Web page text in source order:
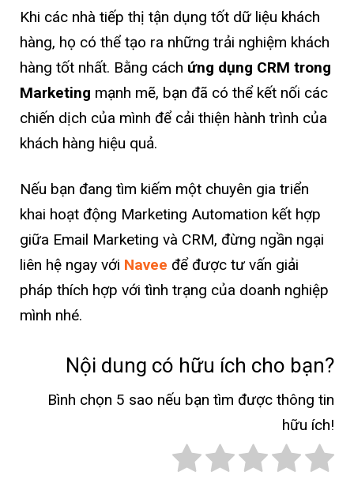
Khi các nhà tiếp thị tận dụng tốt dữ liệu khách
hàng, họ có thể tạo ra những trải nghiệm khách
hàng tốt nhất. Bằng cách ứng dụng CRM trong
Marketing mạnh mẽ, bạn đã có thể kết nối các
chiến dịch của mình để cải thiện hành trình của
khách hàng hiệu quả.
Nếu bạn đang tìm kiếm một chuyên gia triển
khai hoạt động Marketing Automation kết hợp
giữa Email Marketing và CRM, đừng ngần ngại
liên hệ ngay với Navee để được tư vấn giải
pháp thích hợp với tình trạng của doanh nghiệp
mình nhé.
Nội dung có hữu ích cho bạn?
Bình chọn 5 sao nếu bạn tìm được thông tin
hữu ích!